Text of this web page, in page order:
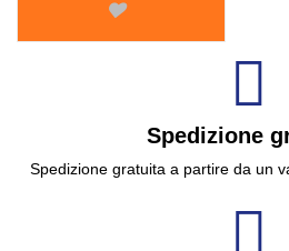
Spedizione
Spedizione gratuita a partire da un